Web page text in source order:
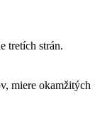
tretích strán.
miere okamžitých